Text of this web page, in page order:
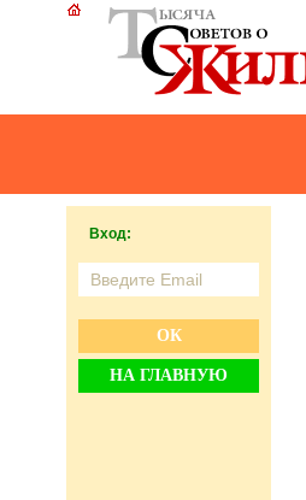
Вход:
ОК
НА ГЛАВНУЮ